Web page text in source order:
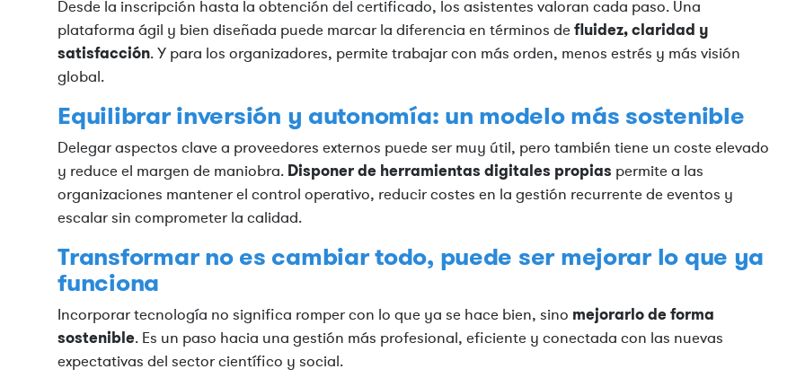
Desde la inscripción hasta la obtención del certificado, los asistentes valoran cada paso. Una
plataforma ágil y bien diseñada puede marcar la diferencia en términos defluidez, claridad y
satisfacción. Y para los organizadores, permite trabajar con más orden, menos estrés y más visión
global.
Equilibrar inversión y autonomía: un modelo más sostenible
Delegar aspectos clave a proveedores externos puede ser muy útil, pero también tiene un coste elevado
y reduce el margen de maniobra. Disponer de herramientas digitales propias permite a las
organizaciones mantener el control operativo, reducir costes en la gestión recurrente de eventos y
escalar sin comprometer la calidad.
Transformar no es cambiar todo, puede ser mejorar lo que ya
funciona
Incorporar tecnología no significa romper con lo que ya se hace bien, sino mejorarlo de forma
sostenible. Es un paso hacia una gestión más profesional, eficiente y conectada con las nuevas
expectativas del sector científico y social.